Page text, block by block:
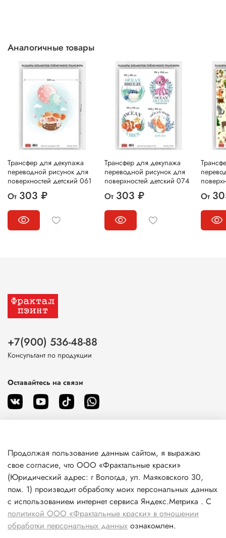
Аналогичные товары
Трансфер для декупажа
переводной рисунок для
поверхностей детский 061
От 303 ₽
Трансфер для декупажа
переводной рисунок для
поверхностей детский 074
От 303 ₽ От
О магазине
Клиентам
Информация
+7(900) 536-48-88
Консультант по продукции
Оставайтесь на связи
Продолжая пользование данным сайтом, я выражаю
свое согласие, что ООО «Фрактальные краски»
(Юридический адрес: г Вологда, ул. Маяковского 30,
пом. 1) производит обработку моих персональных данных
с использованием интернет сервиса Яндекс.Метрика . С
политикой ООО «Фрактальные краски» в отношении
обработки персональных данных ознакомлен.